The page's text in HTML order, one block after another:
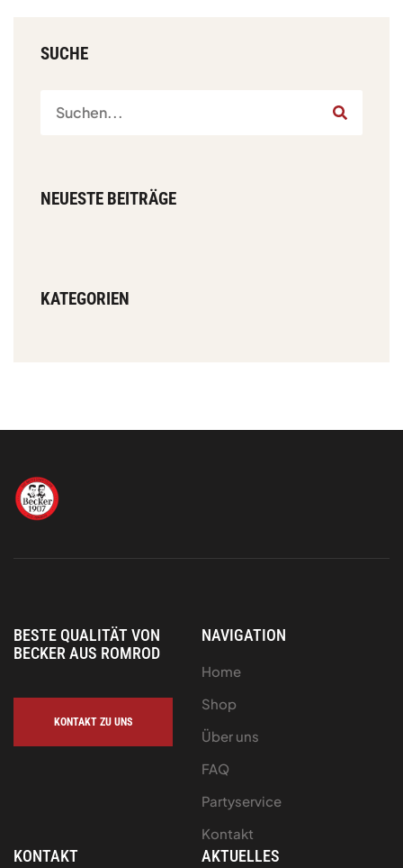
SUCHE
NEUESTE BEITRÄGE
KATEGORIEN
BESTE QUALITÄT VON
BECKER AUS ROMROD
KONTAKT ZU UNS
NAVIGATION
Home
Shop
Über uns
FAQ
Partyservice
Kontakt
KONTAKT AKTUELLES